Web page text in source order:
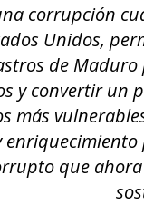
corrupción
Unidos,
de
y convertir un
más
que